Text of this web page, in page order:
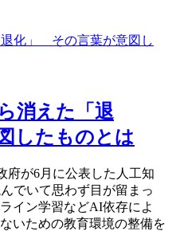
化」 その言葉が意図し
消えた「退
したものとは
が6月に公表した人工知
でいて思わず目が留まっ
イン学習などAI依存によ
いための教育環境の整備を